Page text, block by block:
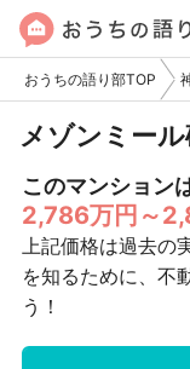
おうちの語り部TOP
メゾンミー
このマンション
2,786万円～
上記価格は過去の
を知るために、不
う！